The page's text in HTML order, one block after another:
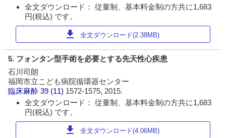
全文ダウンロード： 従量制、基本料金制の方共に1,683
円(税込) です。
download 全文ダウンロード(2.38MB)
5. フォンタン型手術を必要とする先天性心疾患
石川司朗
福岡市立こども病院循環器センター
臨床麻酔 39 (11) 1572-1575, 2015.
全文ダウンロード： 従量制、基本料金制の方共に1,683
円(税込) です。
download 全文ダウンロード(4.06MB)